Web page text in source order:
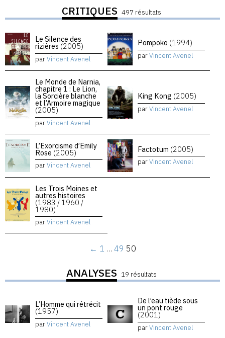
CRITIQUES 497 résultats
Le Silence des
rizières (2005)
parVincent Avenel
Pompoko (1994)
parVincent Avenel
Le Monde de Narnia,
chapitre 1 : Le Lion,
la Sorcière blanche
et l’Armoire magique
(2005)
parVincent Avenel
King Kong (2005)
parVincent Avenel
L’Exorcisme d’Emily
Rose (2005)
parVincent Avenel
Factotum (2005)
parVincent Avenel
Les Trois Moines et
autres histoires
(1983 / 1960 /
1980)
parVincent Avenel
← 1 … 49 50
ANALYSES 19 résultats
L’Homme qui rétrécit
(1957)
parVincent Avenel
De l’eau tiède sous
un pont rouge
(2001)
parVincent Avenel